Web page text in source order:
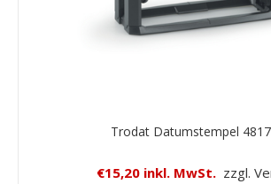
Trodat Datumstempel
€15,20 inkl. MwSt. zzgl.